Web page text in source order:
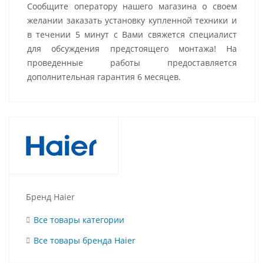
Сообщите оператору нашего магазина о своем
желании заказать установку купленной техники и
в течении 5 минут с Вами свяжется специалист
для обсуждения предстоящего монтажа! На
проведенные работы предоставляется
дополнительная гарантия 6 месяцев.
Бренд Haier
Все товары категории
Все товары бренда Haier